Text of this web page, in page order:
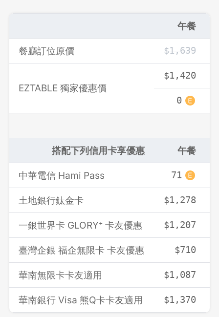
午餐
餐廳訂位原價 $1,639
EZTABLE 獨家優惠價
$1,420
0
搭配下列信用卡享優惠 午餐
中華電信 Hami Pass 71
土地銀行鈦金卡 $1,278
一銀世界卡 GLORY⁺ 卡友優惠 $1,207
臺灣企銀 福企無限卡 卡友優惠 $710
華南無限卡卡友適用 $1,087
華南銀行 Visa 熊Q卡卡友適用 $1,370